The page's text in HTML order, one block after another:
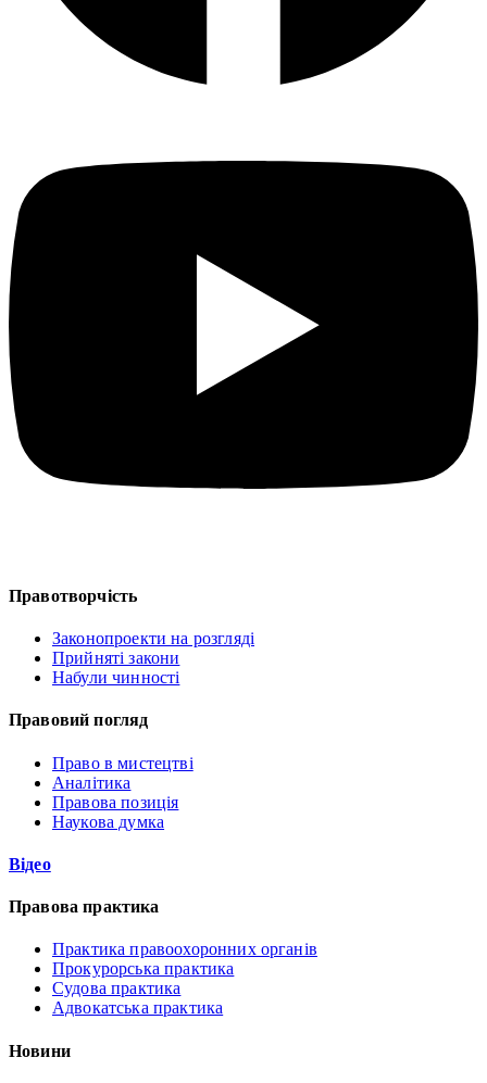
Правотворчість
Законопроекти на розгляді
Прийняті закони
Набули чинності
Правовий погляд
Право в мистецтві
Аналітика
Правова позиція
Наукова думка
Відео
Правова практика
Практика правоохоронних органів
Прокурорська практика
Судова практика
Адвокатська практика
Новини